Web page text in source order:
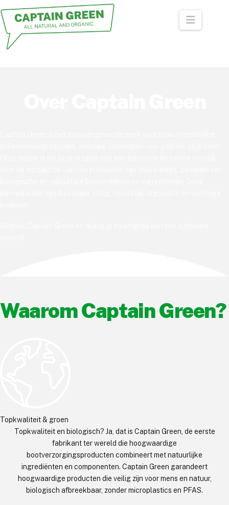
Waarom Captain Green?
Topkwaliteit & groen
Topkwaliteit en biologisch? Ja, dat is Captain Green, de eerste
fabrikant ter wereld die hoogwaardige
bootverzorgingsproducten combineert met natuurlijke
ingrediënten en componenten. Captain Green garandeert
hoogwaardige producten die veilig zijn voor mens en natuur,
biologisch afbreekbaar, zonder microplastics en PFAS.